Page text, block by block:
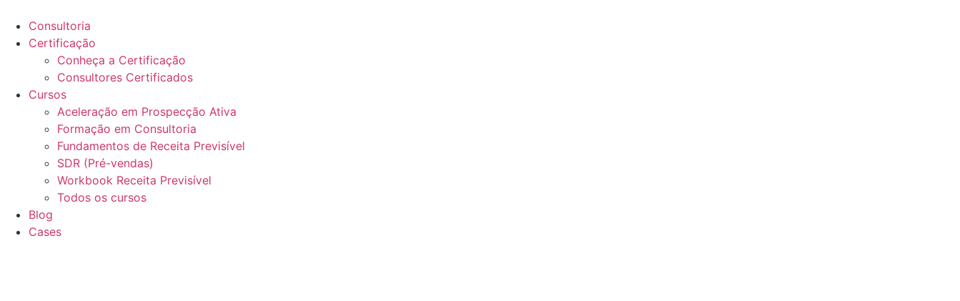
para
conteúdo
Consultoria
Certificação
Conheça a Certificação
Consultores Certificados
Cursos
Aceleração em Prospecção Ativa
Formação em Consultoria
Fundamentos de Receita Previsível
SDR (Pré-vendas)
Workbook Receita Previsível
Todos os cursos
Blog
Cases